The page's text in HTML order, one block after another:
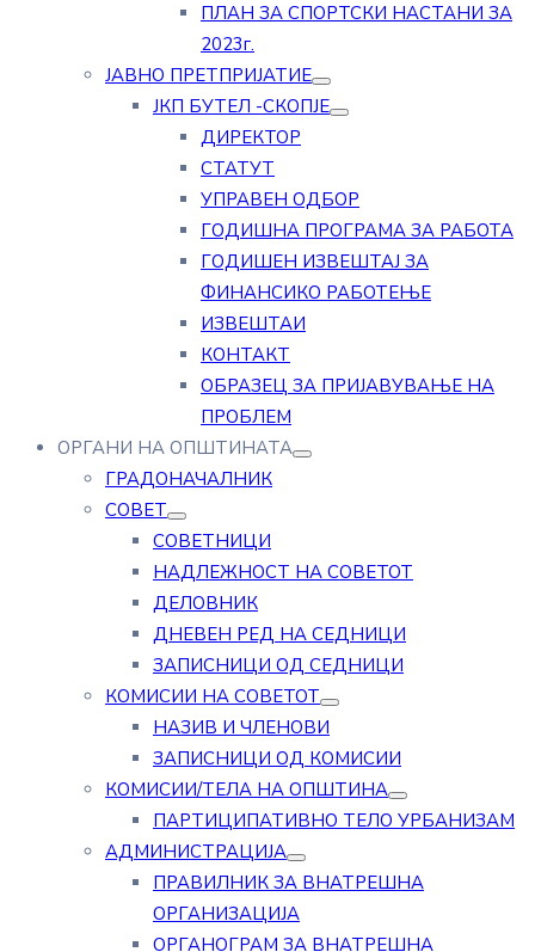
ПЛАН ЗА СПОРТСКИ НАСТАНИ ЗА
2023г.
ЈАВНО ПРЕТПРИЈАТИЕ
ЈКП БУТЕЛ -СКОПЈЕ
ДИРЕКТОР
СТАТУТ
УПРАВЕН ОДБОР
ГОДИШНА ПРОГРАМА ЗА РАБОТА
ГОДИШЕН ИЗВЕШТАЈ ЗА
ФИНАНСИКО РАБОТЕЊЕ
ИЗВЕШТАИ
КОНТАКТ
ОБРАЗЕЦ ЗА ПРИЈАВУВАЊЕ НА
ПРОБЛЕМ
ОРГАНИ НА ОПШТИНАТА
ГРАДОНАЧАЛНИК
СОВЕТ
СОВЕТНИЦИ
НАДЛЕЖНОСТ НА СОВЕТОТ
ДЕЛОВНИК
ДНЕВЕН РЕД НА СЕДНИЦИ
ЗАПИСНИЦИ ОД СЕДНИЦИ
КОМИСИИ НА СОВЕТОТ
НАЗИВ И ЧЛЕНОВИ
ЗАПИСНИЦИ ОД КОМИСИИ
КОМИСИИ/ТЕЛА НА ОПШТИНА
ПАРТИЦИПАТИВНО ТЕЛО УРБАНИЗАМ
АДМИНИСТРАЦИЈА
ПРАВИЛНИК ЗА ВНАТРЕШНА
ОРГАНИЗАЦИЈА
ОРГАНОГРАМ ЗА ВНАТРЕШНА